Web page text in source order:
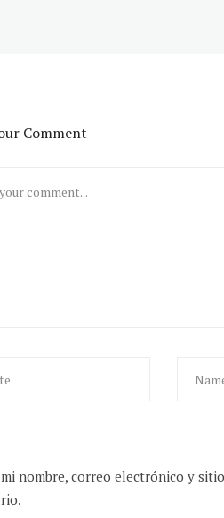
Comment
nombre, correo electrónico y